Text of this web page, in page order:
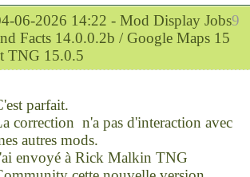
9
06-2026 14:22 - Mod Display Jobs
Facts 14.0.0.2b / Google Maps 15
TNG 15.0.5
parfait.
correction n'a pas d'interaction avec
autres mods.
envoyé à Rick Malkin TNG